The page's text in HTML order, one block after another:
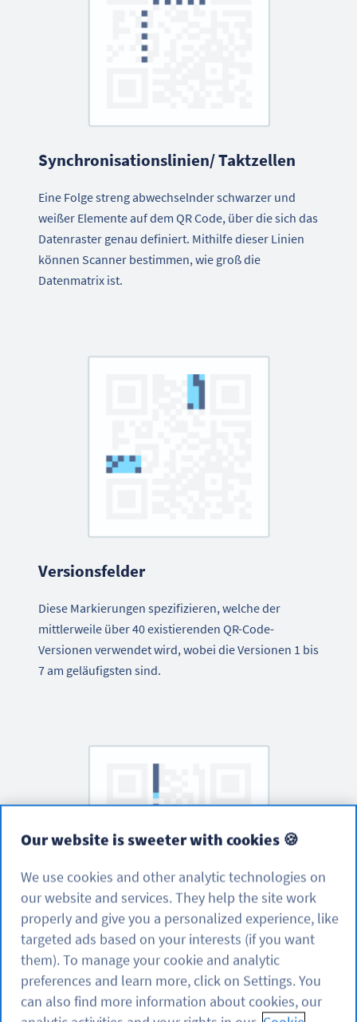
Synchronisationslinien/ Taktzellen
Eine Folge streng abwechselnder schwarzer und
weißer Elemente auf dem QR Code, über die sich das
Datenraster genau definiert. Mithilfe dieser Linien
können Scanner bestimmen, wie groß die
Datenmatrix ist.
Versionsfelder
Diese Markierungen spezifizieren, welche der
mittlerweile über 40 existierenden QR-Code-
Versionen verwendet wird, wobei die Versionen 1 bis
7 am geläufigsten sind.
Formatfelder
Die Formatfelder enthalten Informationen über die
Fehlertoleranz und die Datenmaske des Codes und
Our website is sweeter with cookies 🍪
We use cookies and other analytic technologies on
our website and services. They help the site work
properly and give you a personalized experience, like
targeted ads based on your interests (if you want
them). To manage your cookie and analytic
preferences and learn more, click on Settings. You
can also find more information about cookies, our